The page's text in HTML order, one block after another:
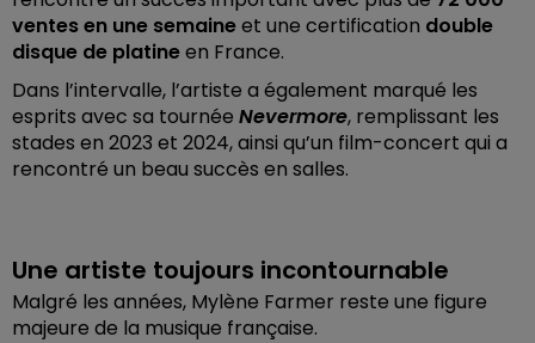
ventes en une semaineet une certification double
disque de platineen France.
Dans l’intervalle, l’artiste a également marqué les
esprits avec sa tournée Nevermore, remplissant les
stades en 2023 et 2024, ainsi qu’un film-concert qui a
rencontré un beau succès en salles.
Une artiste toujours incontournable
Malgré les années, Mylène Farmer reste une figure
majeure de la musique française.